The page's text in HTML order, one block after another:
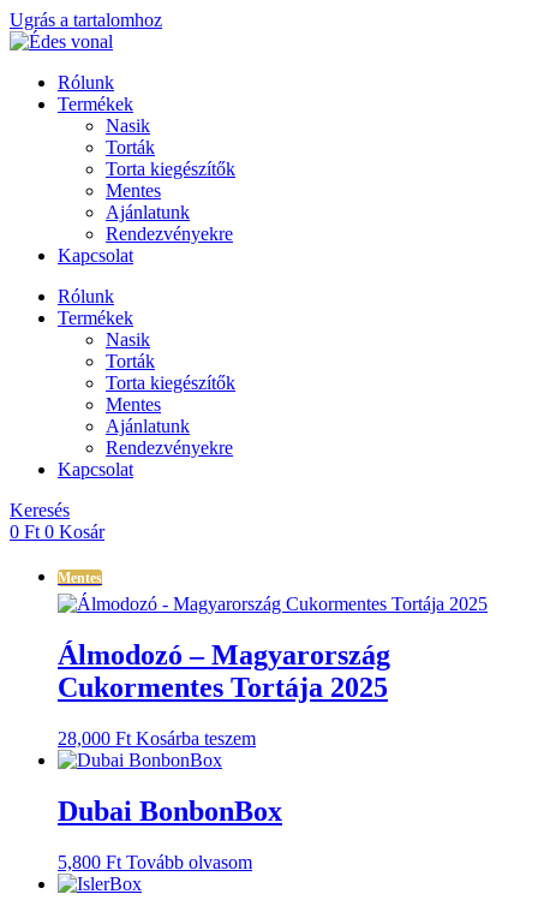
Ugrás a tartalomhoz
Rólunk
Termékek
Nasik
Torták
Torta kiegészítők
Mentes
Ajánlatunk
Rendezvényekre
Kapcsolat
Rólunk
Termékek
Nasik
Torták
Torta kiegészítők
Mentes
Ajánlatunk
Rendezvényekre
Kapcsolat
Keresés
0 Ft 0 Kosár
Mentes
Álmodozó – Magyarország
Cukormentes Tortája 2025
28,000 Ft Kosárba teszem
Dubai BonbonBox
5,800 Ft Tovább olvasom